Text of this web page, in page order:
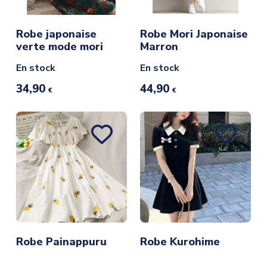
Robe japonaise
verte mode mori
En stock
34,90 €
Robe Mori Japonaise
Marron
En stock
44,90 €
Robe Painappuru Robe Kurohime